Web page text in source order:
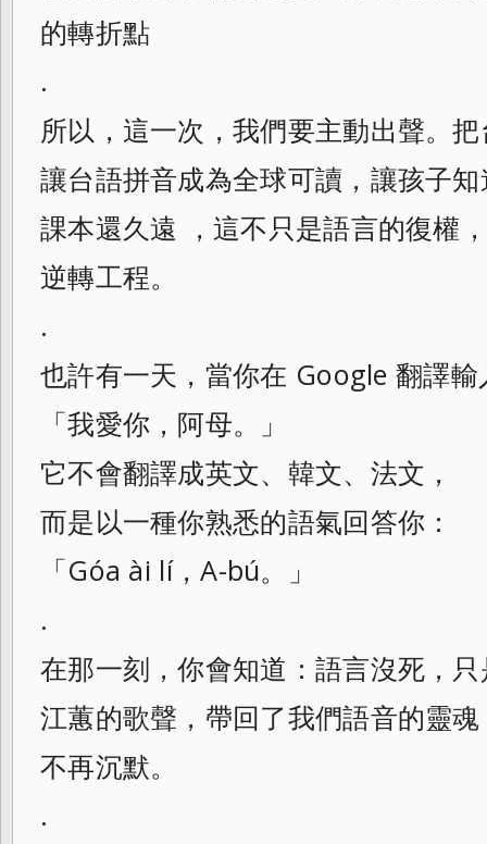
的轉折點
.
所以，這一次，我們要主動出聲。
讓台語拼音成為全球可讀，讓孩子
課本還久遠 ，這不只是語言的復權
逆轉工程。
.
也許有一天，當你在 Google 翻譯輸
「我愛你，阿母。」
它不會翻譯成英文、韓文、法文，
而是以一種你熟悉的語氣回答你：
「Góa ài lí，A-bú。」
.
在那一刻，你會知道：語言沒死，
江蕙的歌聲，帶回了我們語音的靈
不再沉默。
.